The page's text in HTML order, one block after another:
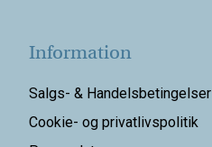
Information
Salgs- & Handelsbetingelser
Cookie- og privatlivspolitik